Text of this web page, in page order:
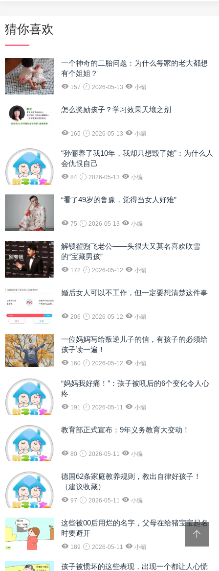
猜你喜欢
一个神奇的二胎问题：为什么每家的老大都想
有个姐姐？
157 2026-05-13 小编
怎么奖励孩子？学习效果天壤之别
165 2026-05-13 小编
“孙俪养了我10年，我却只想毁了她”：为什么人
会仇恨自己
84 2026-05-13 小编
“看了49岁的鲁豫，觉得当女人好难”
75 2026-05-13 小编
解锁翟煦飞老公——头很大又莫名喜欢吹雪
的“宝藏男孩”
172 2026-05-12 小编
婚后女人可以不工作，但一定要想清楚这件事
206 2026-05-12 小编
一位妈妈写给叛逆儿子的信，有孩子的必须给
孩子读一遍！
160 2026-05-12 小编
“妈妈我好痛！”：孩子被吼后的6个变化令人心
疼
191 2026-05-11 小编
教育部正式宣布：9年义务教育大变动！
80 2026-05-11 小编
德国62条家庭教养规则，教出自律好孩子！
（建议收藏）
97 2026-05-11 小编
这些被00后用烂的名字，父母在给猪宝宝起名
时要避开
189 2026-05-11 小编
孩子被惯坏的这些表现，出现一个都让人心慌